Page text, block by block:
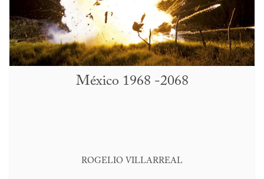
México 1968 -2068
ROGELIO VILLARREAL